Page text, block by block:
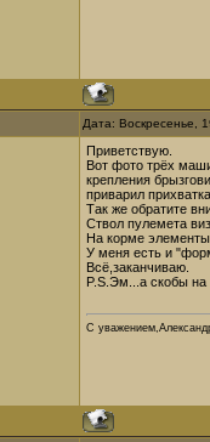
Дата: Воскресенье,
Приветствую.
Вот фото трёх
крепления
приварил
Так же обратите
Ствол пулемета
На корме элементы
У меня есть и
Всё,заканчиваю.
P.S.Эм...а скобы на
С